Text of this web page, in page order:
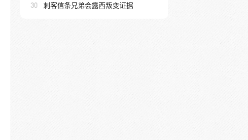
30 刺客信条兄弟会露西叛变证据